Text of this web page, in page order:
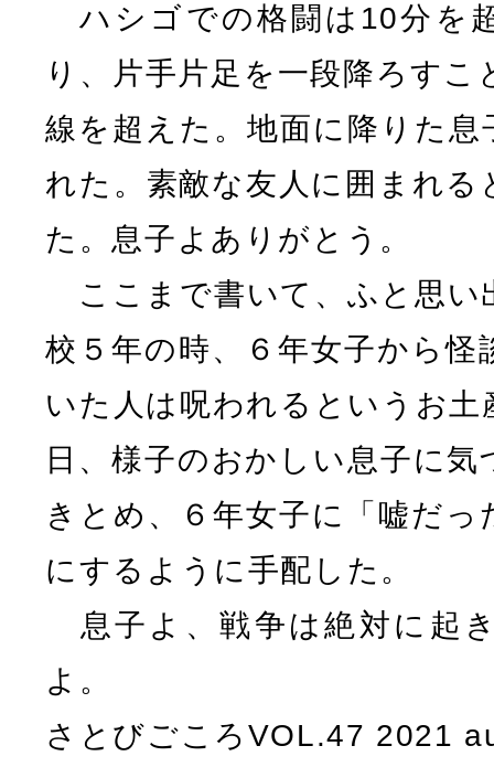
ハシゴでの格闘は10分を
り、片手片足を一段降ろす
線を超えた。地面に降りた息
れた。素敵な友人に囲まれ
た。息子よありがとう。
ここまで書いて、ふと思い
校５年の時、６年女子から怪
いた人は呪われるというお
日、様子のおかしい息子に
きとめ、６年女子に「嘘だ
にするように手配した。
息子よ、戦争は絶対に起
よ。
さとびごころVOL.47 2021